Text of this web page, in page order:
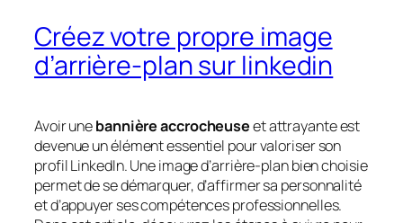
Créez votre propre image
d’arrière-plan sur linkedin
Avoir unebannière accrocheuseet attrayante est
devenue un élément essentiel pour valoriser son
profil LinkedIn. Une image d’arrière-plan bien choisie
permet de se démarquer, d’affirmer sa personnalité
et d’appuyer ses compétences professionnelles.